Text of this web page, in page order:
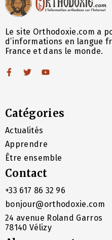
Le site Orthodoxie.com a
d’informations en langue
France et dans le monde.
Catégories
Actualités
Apprendre
Être ensemble
Contact
+33 617 86 32 96
bonjour@orthodoxie.com
24 avenue Roland Garros
78140 Vélizy